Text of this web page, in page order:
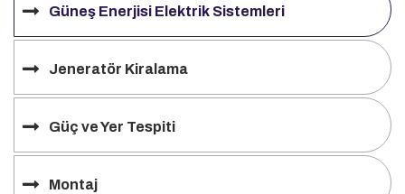
Güneş Enerjisi Elektrik Sistemleri
Jeneratör Kiralama
Güç ve Yer Tespiti
Montaj